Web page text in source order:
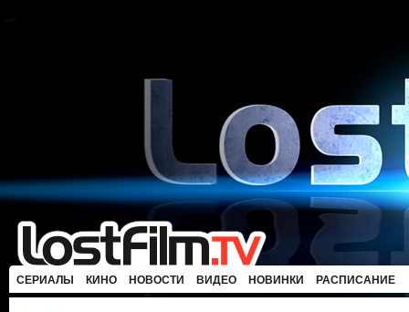
СЕРИАЛЫ КИНО НОВОСТИ ВИДЕО НОВИНКИ РАСПИСАНИЕ